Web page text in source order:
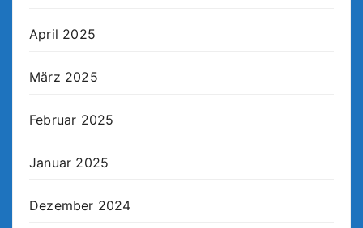
April 2025
März 2025
Februar 2025
Januar 2025
Dezember 2024